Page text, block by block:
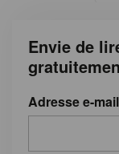
Envie de
Adresse e-mail